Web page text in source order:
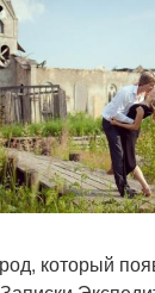
который